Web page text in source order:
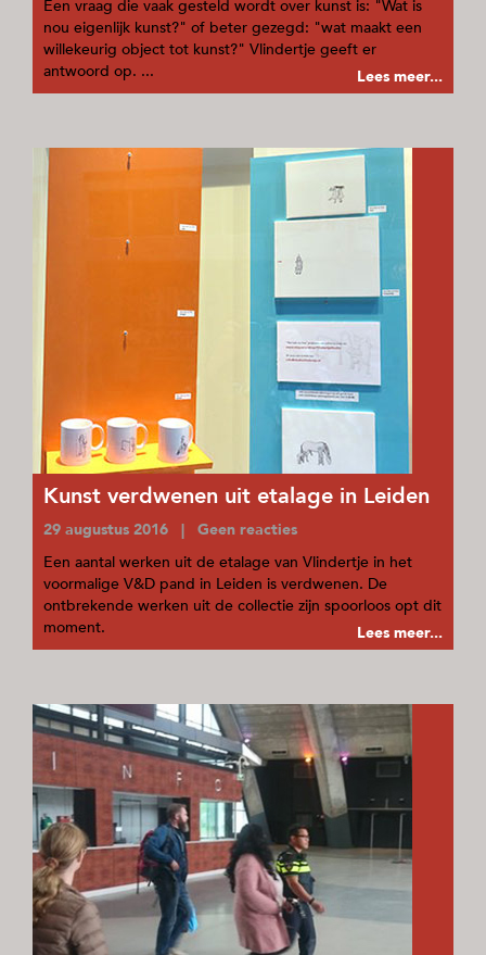
Een vraag die vaak gesteld wordt over kunst is: "Wat is
nou eigenlijk kunst?" of beter gezegd: "wat maakt een
willekeurig object tot kunst?" Vlindertje geeft er
antwoord op. ...
Lees meer...
Kunst verdwenen uit etalage in Leiden
29 augustus 2016 | Geen reacties
Een aantal werken uit de etalage van Vlindertje in het
voormalige V&D pand in Leiden is verdwenen. De
ontbrekende werken uit de collectie zijn spoorloos opt dit
moment.
Lees meer...